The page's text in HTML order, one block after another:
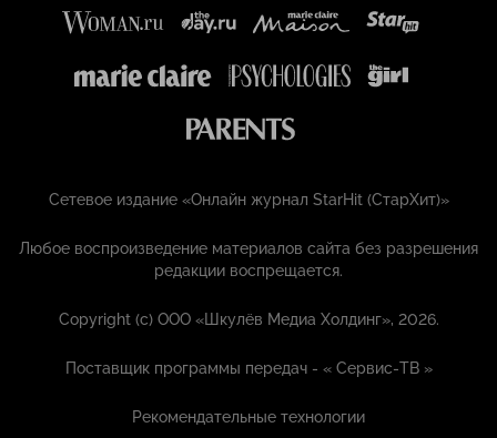
Сетевое издание «Онлайн журнал StarHit (СтарХит)»
Любое воспроизведение материалов сайта без разрешения
редакции воспрещается.
Copyright (с) ООО «Шкулёв Медиа Холдинг», 2026.
Поставщик программы передач - «Сервис-ТВ »
Рекомендательные технологии